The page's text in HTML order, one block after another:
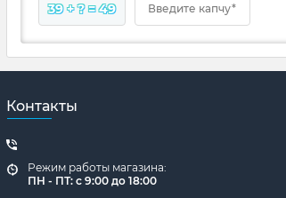
39 + ? = 49 Введите капчу*
Контакты
Режим работы магазина:
ПН - ПТ: с 9:00 до 18:00